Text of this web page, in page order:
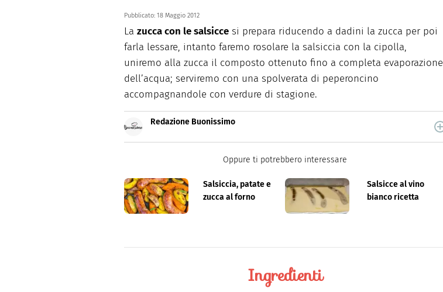
Pubblicato: 18 Maggio 2012
La zucca con le salsicce si prepara riducendo a dadini la zucca per poi
farla lessare, intanto faremo rosolare la salsiccia con la cipolla,
uniremo alla zucca il composto ottenuto fino a completa evaporazione
dell’acqua; serviremo con una spolverata di peperoncino
accompagnandole con verdure di stagione.
Redazione Buonissimo
Buonissimo è il magazine di cucina di Italiaonline nel quale trovi idee veloci,
facili e spiegate passo passo.
Oppure ti potrebbero interessare
Salsiccia, patate e
zucca al forno
Salsicce al vino
bianco ricetta
Ingredienti